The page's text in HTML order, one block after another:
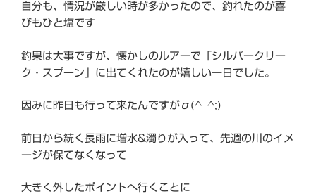
自分も、情況が厳しい時が多かったので、釣れたのが喜
びもひと塩です
釣果は大事ですが、懐かしのルアーで「シルバークリー
ク・スプーン」に出てくれたのが嬉しい一日でした。
因みに昨日も行って来たんですがσ(^_^;)
前日から続く長雨に増水&濁りが入って、先週の川のイメ
ージが保てなくなって
大きく外したポイントへ行くことに